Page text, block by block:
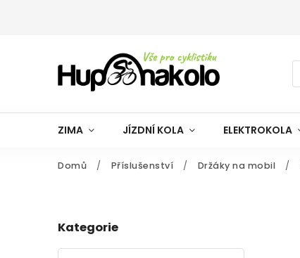
ZIMA JÍZDNÍ KOLA ELEKTROKOLA
Domů / Příslušenství / Držáky na mobil /
Kategorie